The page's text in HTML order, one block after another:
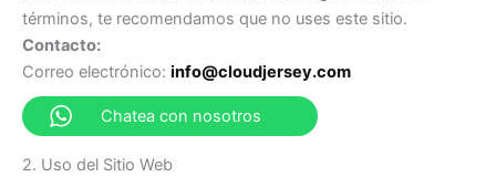
términos, te recomendamos que no uses este sitio.
Contacto:
Correo electrónico: info@cloudjersey.com
Chatea con nosotros
2. Uso del Sitio Web